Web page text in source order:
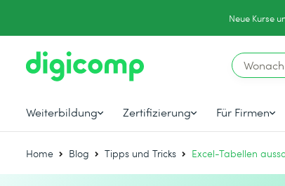
Neue Kurse
Weiterbildung Zertifizierung Für Firmen
Home Blog Tipps und Tricks Excel-Tabellen